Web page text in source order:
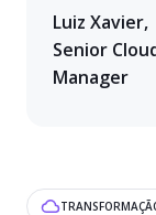
Luiz Xavier,
Senior
Manager